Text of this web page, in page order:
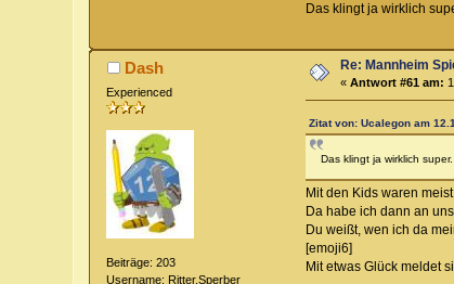
Das klingt ja wirklich
Dash
Experienced
Beiträge: 203
Username: Ritter.Sperber
Re: Mannheim
«Antwort #61 am:
Zitat von: Ucalegon am
Das klingt ja wirklich
Mit den Kids waren
Da habe ich dann an
Du weißt, wen ich da
[emoji6]
Mit etwas Glück meldet